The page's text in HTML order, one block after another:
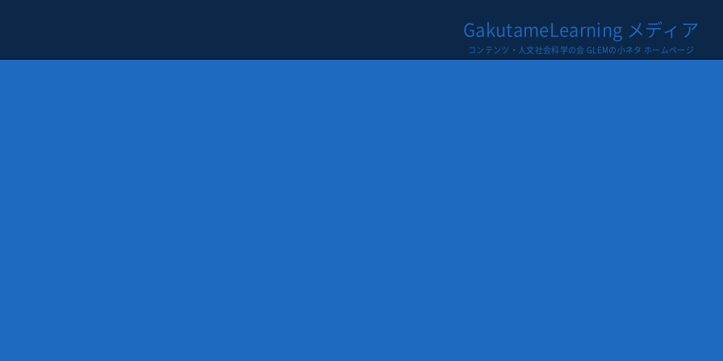
GakutameLearning メディア
コンテンツ・人文社会科学の会 GLEMの小ネタ ホームページ